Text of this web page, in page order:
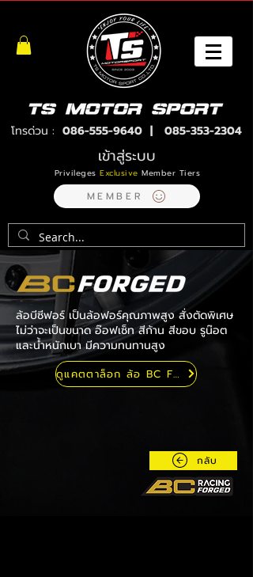
โทรด่วน : 086-555-9640| 085-353-2304
เข้าสู่ระบบ
PrivilegesExclusive Member Tiers
MEMBER
ล้อบีซีฟอร์ เป็นล้อฟอร์คุณภาพสูง สั่งตัดพิเศษ
ไม่ว่าจะเป็นขนาด อ๊อฟเซ็ท สีก้าน สีขอบ รูน๊อต
และน้ำหนักเบา มีความทนทานสูง
ดูแคตตาล็อก ล้อ BC FORGED
กลับ